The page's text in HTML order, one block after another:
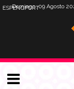
Domingo, 09 Agosto
ESPENGPORT